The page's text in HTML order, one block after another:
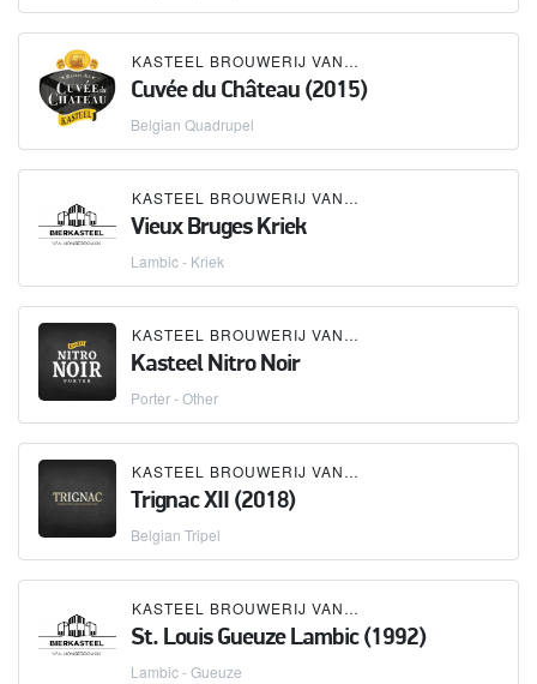
KASTEEL BROUWERIJ VANHONSEBROUCK
Cuvée du Château (2015)
Belgian Quadrupel
KASTEEL BROUWERIJ VANHONSEBROUCK
Vieux Bruges Kriek
Lambic - Kriek
KASTEEL BROUWERIJ VANHONSEBROUCK
Kasteel Nitro Noir
Porter - Other
KASTEEL BROUWERIJ VANHONSEBROUCK
Trignac XII (2018)
Belgian Tripel
KASTEEL BROUWERIJ VANHONSEBROUCK
St. Louis Gueuze Lambic (1992)
Lambic - Gueuze